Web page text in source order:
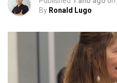
By Ronald Lugo